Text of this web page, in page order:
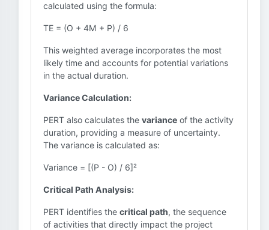
calculated using the formula:
TE = (O + 4M + P) / 6
This weighted average incorporates the most
likely time and accounts for potential variations
in the actual duration.
Variance Calculation:
PERT also calculates the variance of the activity
duration, providing a measure of uncertainty.
The variance is calculated as:
Variance = [(P - O) / 6]²
Critical Path Analysis:
PERT identifies the critical path, the sequence
of activities that directly impact the project